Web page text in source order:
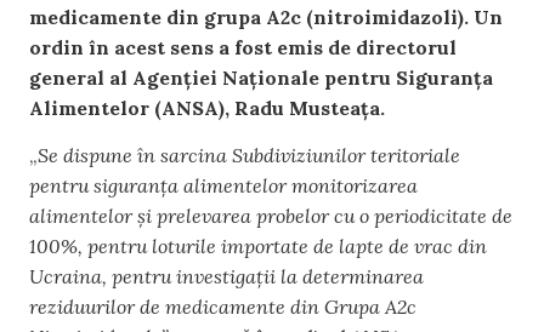
medicamente din grupa A2c (nitroimidazoli). Un
ordin în acest sens a fost emis de directorul
general al Agenției Naționale pentru Siguranța
Alimentelor (ANSA), Radu Musteața.
„Se dispune în sarcina Subdiviziunilor teritoriale
pentru siguranța alimentelor monitorizarea
alimentelor și prelevarea probelor cu o periodicitate de
100%, pentru loturile importate de lapte de vrac din
Ucraina, pentru investigații la determinarea
reziduurilor de medicamente din Grupa A2c